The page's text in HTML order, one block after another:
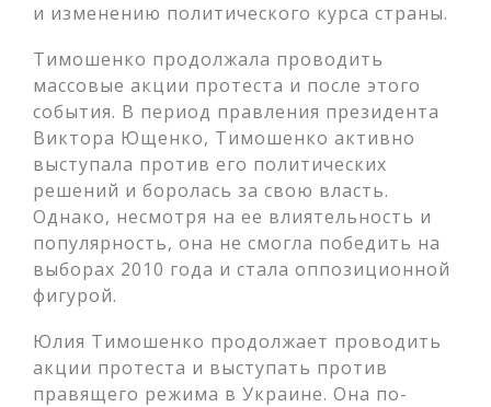
и изменению политического курса страны.
Тимошенко продолжала проводить
массовые акции протеста и после этого
события. В период правления президента
Виктора Ющенко, Тимошенко активно
выступала против его политических
решений и боролась за свою власть.
Однако, несмотря на ее влиятельность и
популярность, она не смогла победить на
выборах 2010 года и стала оппозиционной
фигурой.
Юлия Тимошенко продолжает проводить
акции протеста и выступать против
правящего режима в Украине. Она по-